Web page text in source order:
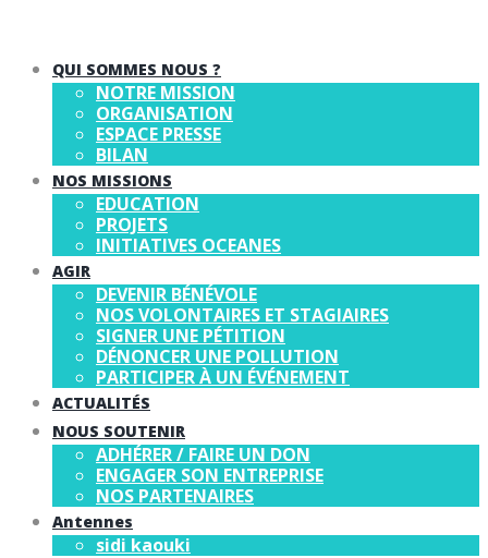
QUI SOMMES NOUS ?
NOTRE MISSION
ORGANISATION
ESPACE PRESSE
BILAN
NOS MISSIONS
EDUCATION
PROJETS
INITIATIVES OCEANES
AGIR
DEVENIR BÉNÉVOLE
NOS VOLONTAIRES ET STAGIAIRES
SIGNER UNE PÉTITION
DÉNONCER UNE POLLUTION
PARTICIPER À UN ÉVÉNEMENT
ACTUALITÉS
NOUS SOUTENIR
ADHÉRER / FAIRE UN DON
ENGAGER SON ENTREPRISE
NOS PARTENAIRES
Antennes
sidi kaouki